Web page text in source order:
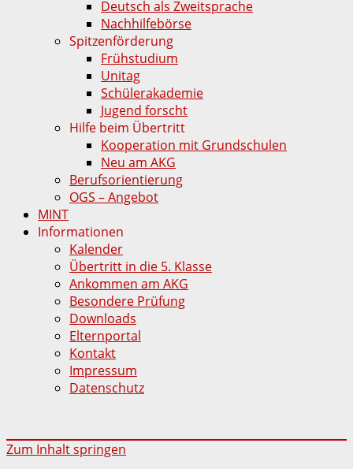
Deutsch als Zweitsprache
Nachhilfebörse
Spitzenförderung
Frühstudium
Unitag
Schülerakademie
Jugend forscht
Hilfe beim Übertritt
Kooperation mit Grundschulen
Neu am AKG
Berufsorientierung
OGS – Angebot
MINT
Informationen
Kalender
Übertritt in die 5. Klasse
Ankommen am AKG
Besondere Prüfung
Downloads
Elternportal
Kontakt
Impressum
Datenschutz
Zum Inhalt springen